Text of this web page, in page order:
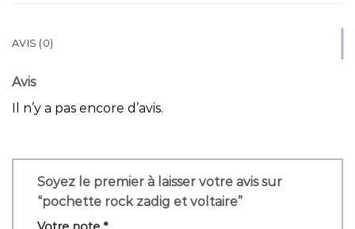
AVIS (0)
Avis
Il n’y a pas encore d’avis.
Soyez le premier à laisser votre avis sur
“pochette rock zadig et voltaire”